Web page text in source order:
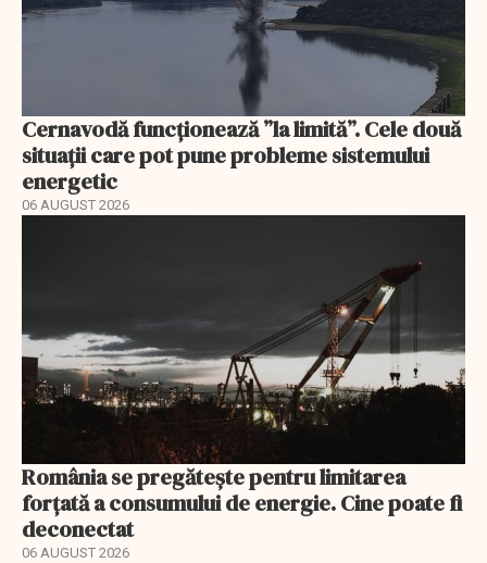
Cernavodă funcționează ”la limită”. Cele două
situații care pot pune probleme sistemului
energetic
06 AUGUST 2026
România se pregătește pentru limitarea
forțată a consumului de energie. Cine poate fi
deconectat
06 AUGUST 2026